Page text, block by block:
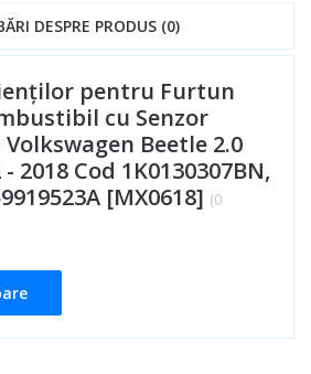
DESPRE PRODUS (0)
pentru Furtun
cu Senzor
Beetle 2.0
2018 Cod 1K0130307BN,
[MX0618] (0